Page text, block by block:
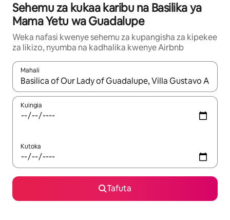
Sehemu za kukaa karibu na Basilika ya
Mama Yetu wa Guadalupe
Weka nafasi kwenye sehemu za kupangisha za kipekee
za likizo, nyumba na kadhalika kwenye Airbnb
Mahali
Wakati matokeo yanapatikana, vinjari kwa kutumia vitufe vya
Kuingia
Kutoka
Tafuta